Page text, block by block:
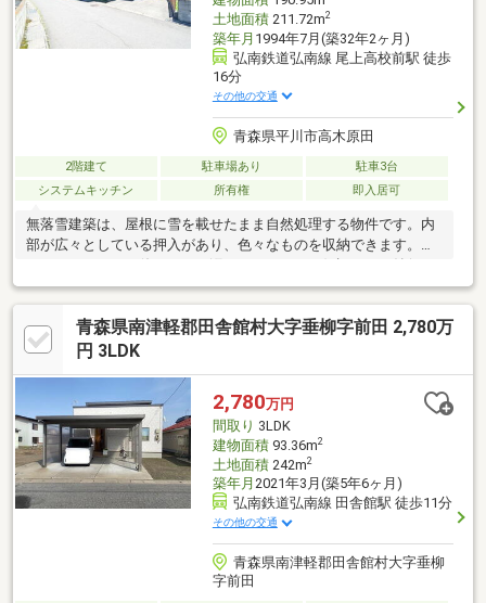
土地面積211.72m2
築年月 1994年7月(築32年2ヶ月)
弘南鉄道弘南線 尾上高校前駅 徒歩
16分
その他の交通
青森県平川市高木原田
2階建て 駐車場あり
駐車3台
システムキッチン
所有権 即入居可
無落雪建築は、屋根に雪を載せたまま自然処理する物件です。内
部が広々としている押入があり、色々なものを収納できます。シ
ステムキッチンは使いやすく汚れにくいのでご好評です。納得の
価格帯である、購入価格630万円の物件は経済的です。こちらは
中古一戸建ての物件です。自然なイメージを感じることの出来る
フローリングとなっています。東向きなので、朝日がまぶしく感
じることがあるかもしれません。
青森県南津軽郡田舎館村大字垂柳字前田 2,780万
円 3LDK
2,780万円
間取り 3LDK
建物面積93.36m2
土地面積242m2
築年月 2021年3月(築5年6ヶ月)
弘南鉄道弘南線 田舎館駅 徒歩11分
その他の交通
青森県南津軽郡田舎館村大字垂柳
字前田